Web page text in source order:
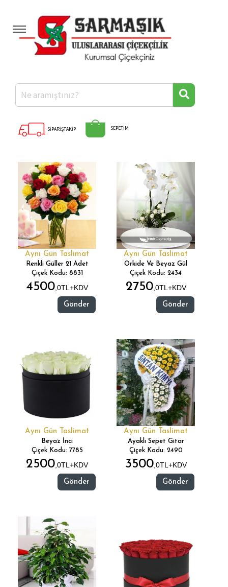
Kategoriler
Hakkımızda
Diğer İllere Çiçek
İletişim SİPARİŞTAKİP SEPETİM
Aynı Gün Taslimat
Renkli Güller 21 Adet
Çiçek Kodu: 8831
4500,0TL+KDV
Gönder
Aynı Gün Taslimat
Orkide Ve Beyaz Gül
Çiçek Kodu: 2434
2750,0TL+KDV
Gönder
Aynı Gün Taslimat
Beyaz İnci
Çiçek Kodu: 7785
2500,0TL+KDV
Gönder
Aynı Gün Taslimat
Ayaklı Sepet Gitar
Çiçek Kodu: 2490
3500,0TL+KDV
Gönder